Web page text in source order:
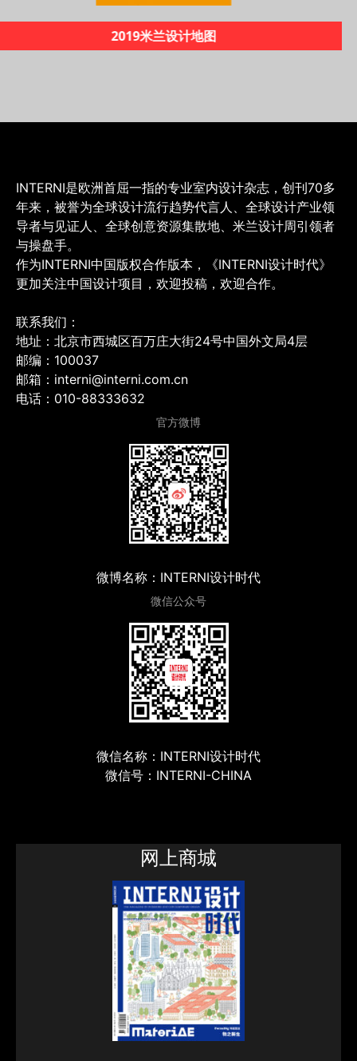
《INTERNI60年创新之路》
INTERNI是欧洲首屈一指的专业室内设计杂志，创刊70多
年来，被誉为全球设计流行趋势代言人、全球设计产业领
导者与见证人、全球创意资源集散地、米兰设计周引领者
与操盘手。
作为INTERNI中国版权合作版本，《INTERNI设计时代》
更加关注中国设计项目，欢迎投稿，欢迎合作。
联系我们：
地址：北京市西城区百万庄大街24号中国外文局4层
邮编：100037
邮箱：interni@interni.com.cn
电话：010-88333632
官方微博
微博名称：INTERNI设计时代
微信公众号
微信名称：INTERNI设计时代
微信号：INTERNI-CHINA
网上商城